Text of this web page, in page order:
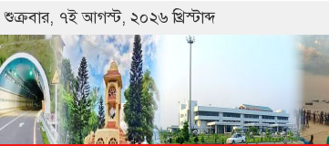
শুক্রবার, ৭ই আগস্ট, ২০২৬ খ্রিস্টাব্দ